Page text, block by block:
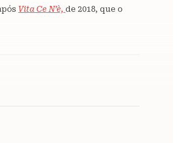
Vita Ce N’è, de 2018, que o